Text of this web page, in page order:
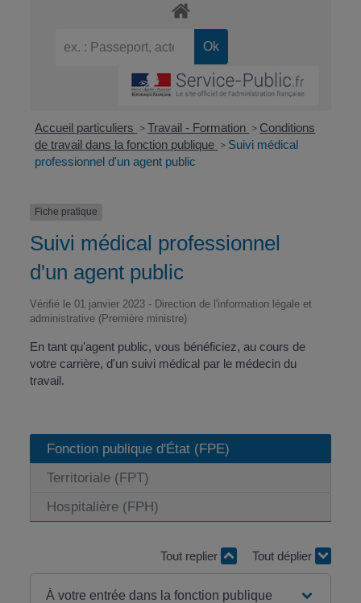
Accueil particuliers > Travail - Formation > Conditions
de travail dans la fonction publique > Suivi médical
professionnel d'un agent public
Fiche pratique
Suivi médical professionnel
d'un agent public
Vérifié le 01 janvier 2023 - Direction de l'information légale et
administrative (Première ministre)
En tant qu'agent public, vous bénéficiez, au cours de
votre carrière, d'un suivi médical par le médecin du
travail.
Fonction publique d'État (FPE)
Territoriale (FPT)
Hospitalière (FPH)
Tout replier Tout déplier
À votre entrée dans la fonction publique